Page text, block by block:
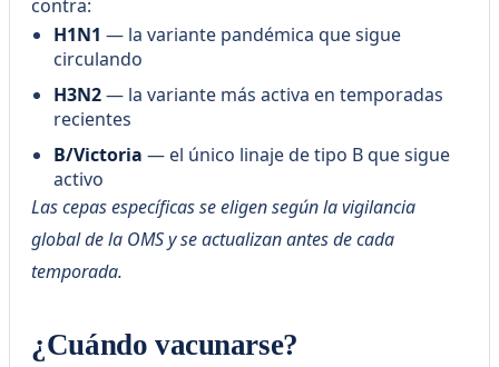
contra:
H1N1 — la variante pandémica que sigue
circulando
H3N2— la variante más activa en temporadas
recientes
B/Victoria — el único linaje de tipo B que sigue
activo
Las cepas específicas se eligen según la vigilancia
global de la OMS y se actualizan antes de cada
temporada.
¿Cuándo vacunarse?